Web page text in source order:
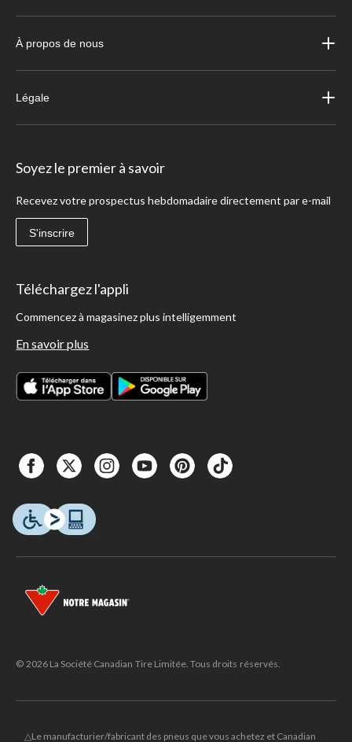
À propos de nous
Légale
Soyez le premier à savoir
Recevez votre prospectus hebdomadaire directement par e-mail
S'inscrire
Téléchargez l'appli
Commencez à magasinez plus intelligemment
En savoir plus
© 2026 La Société Canadian Tire Limitée. Tous droits réservés.
△Le manufacturier/fabricant des pneus que vous achetez et Canadian